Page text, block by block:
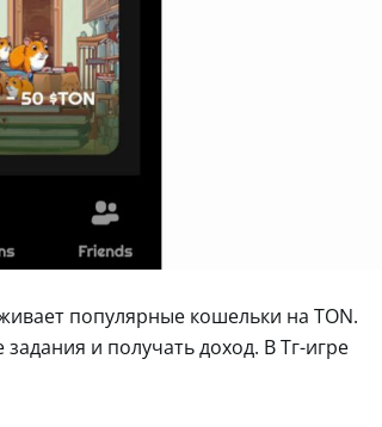
популярные кошельки на TON.
и получать доход. В Тг-игре